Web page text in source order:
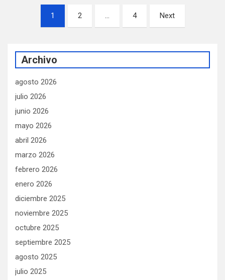
Paginación
1 2 … 4 Next
Archivo
agosto 2026
julio 2026
junio 2026
mayo 2026
abril 2026
marzo 2026
febrero 2026
enero 2026
diciembre 2025
noviembre 2025
octubre 2025
septiembre 2025
agosto 2025
julio 2025